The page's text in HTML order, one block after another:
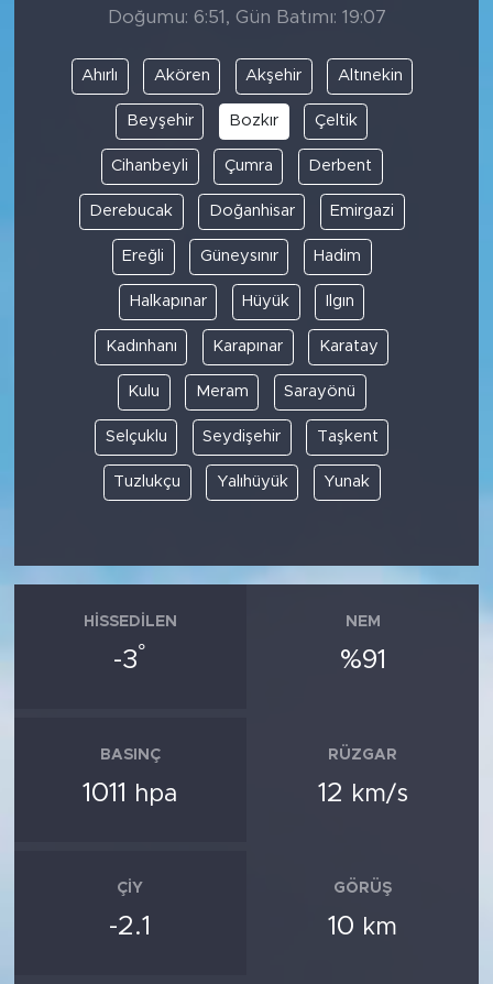
Doğumu: 6:51, Gün Batımı: 19:07
Ahırlı Akören Akşehir Altınekin
Beyşehir Bozkır Çeltik
Cihanbeyli Çumra Derbent
Derebucak Doğanhisar Emirgazi
Ereğli Güneysınır Hadim
Halkapınar Hüyük Ilgın
Kadınhanı Karapınar Karatay
Kulu Meram Sarayönü
Selçuklu Seydişehir Taşkent
Tuzlukçu Yalıhüyük Yunak
HISSEDILEN
-3°
NEM
%91
BASINÇ
1011 hpa
RÜZGAR
12 km/s
ÇIY
-2.1
GÖRÜŞ
10 km